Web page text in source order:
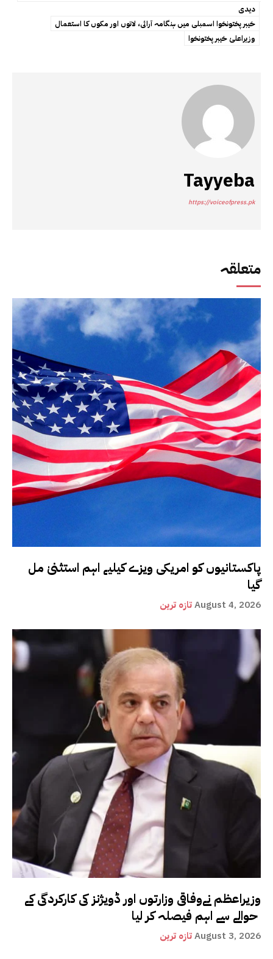
متعلقہ
پاکستانیوں کو امریکی ویزے کیلیے اہم استثنیٰ مل
گیا
تازہ ترینAugust 4, 2026
وزیراعظم نےوفاقی وزارتوں اور ڈویژنز کی کارکردگی کے
تازہ ترینAugust 3, 2026
دیدی
خیبر پختونخوا اسمبلی میں ہنگامہ آرائی، لاتوں اور مکوں کا استعمال
وزیراعلیٰ خیبر پختونخوا
Tayyeba
https://voiceofpress.pk